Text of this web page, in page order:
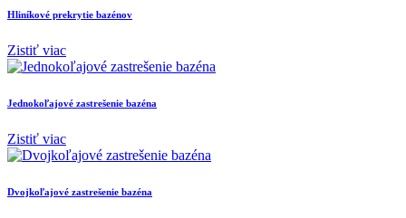
Hliníkové prekrytie bazénov
Zistiť viac
Jednokoľajové zastrešenie bazéna
Zistiť viac
Dvojkoľajové zastrešenie bazéna